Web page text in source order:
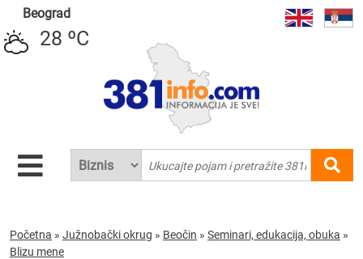
Beograd
28 ºC
Početna » Južnobački okrug » Beočin » Seminari, edukacija, obuka »
Blizu mene